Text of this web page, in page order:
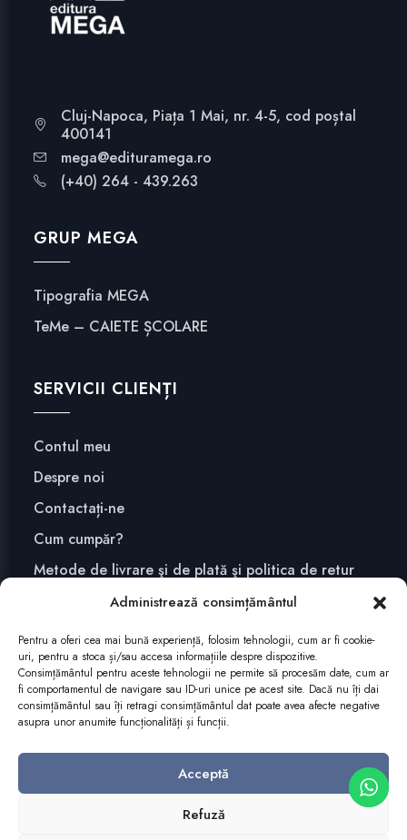
Administrează consimțământul
Pentru a oferi cea mai bună experiență, folosim tehnologii, cum ar fi cookie-
uri, pentru a stoca și/sau accesa informațiile despre dispozitive.
Consimțământul pentru aceste tehnologii ne permite să procesăm date, cum ar
fi comportamentul de navigare sau ID-uri unice pe acest site. Dacă nu îți dai
consimțământul sau îți retragi consimțământul dat poate avea afecte negative
asupra unor anumite funcționalități și funcții.
Acceptă
Refuză
Cluj-Napoca, Piața 1 Mai, nr. 4-5, cod poștal
400141
mega@edituramega.ro
(+40) 264 - 439.263
GRUP MEGA
Tipografia MEGA
TeMe – CAIETE ȘCOLARE
SERVICII CLIENȚI
Contul meu
Despre noi
Contactați-ne
Cum cumpăr?
Metode de livrare şi de plată şi politica de retur
Confidențialitate și securitate
ABONEAZĂ-TE